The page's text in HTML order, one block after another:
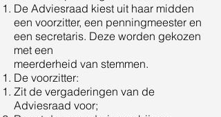
De Adviesraad kiest uit haar midden
een voorzitter, een penningmeester en
een secretaris. Deze worden gekozen
met een
meerderheid van stemmen.
De voorzitter:
Zit de vergaderingen van de
Adviesraad voor;